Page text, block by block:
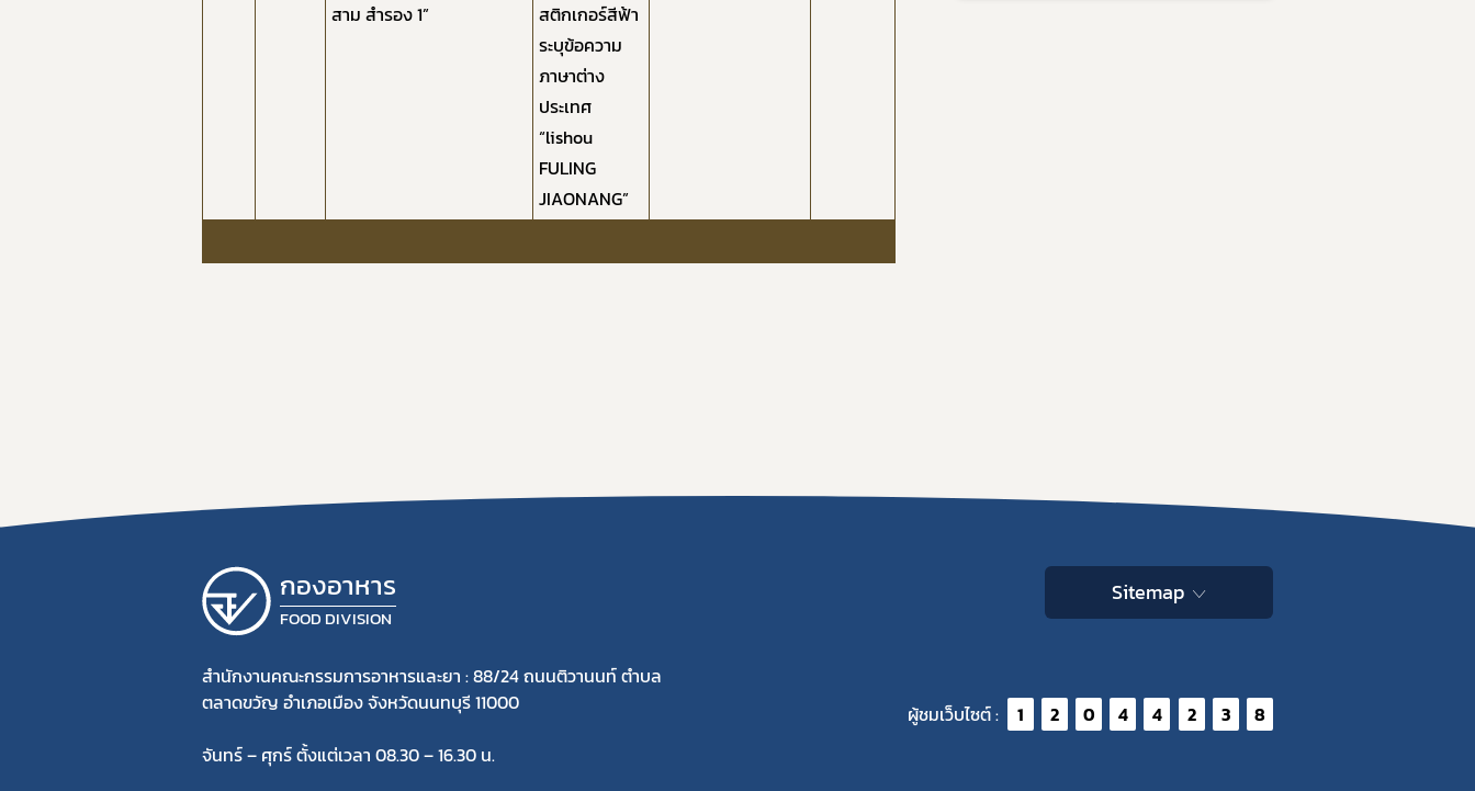
สาม สำรอง 1”
สติกเกอร์สีฟ้า
ระบุข้อความ
ภาษาต่าง
ประเทศ
“lishou
FULING
JIAONANG”
กองอาหาร
FOOD DIVISION
สำนักงานคณะกรรมการอาหารและยา : 88/24 ถนนติวานนท์ ตำบล
ตลาดขวัญ อำเภอเมือง จังหวัดนนทบุรี 11000
จันทร์ – ศุกร์ ตั้งแต่เวลา 08.30 – 16.30 น.
Sitemap
ผู้ชมเว็บไซต์ : 1 2 0 4 4 2 3 8